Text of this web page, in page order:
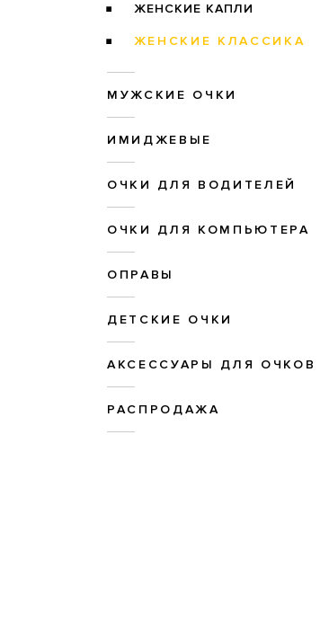
ЖЕНСКИЕ КАПЛИ
ЖЕНСКИЕ КЛАССИКА
МУЖСКИЕ ОЧКИ
ИМИДЖЕВЫЕ
ОЧКИ ДЛЯ ВОДИТЕЛЕЙ
ОЧКИ ДЛЯ КОМПЬЮТЕРА
ОПРАВЫ
ДЕТСКИЕ ОЧКИ
АКСЕССУАРЫ ДЛЯ ОЧКОВ
РАСПРОДАЖА